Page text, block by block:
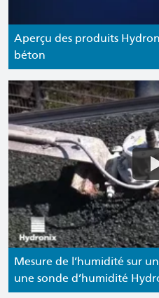
Aperçu des produits
béton
Mesure de l’humidité sur
une sonde d’humidité